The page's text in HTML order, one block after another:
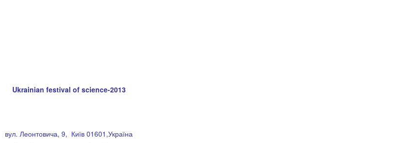
Ukrainian festival of science-2013
вул. Леонтовича, 9, Київ 01601,Україна